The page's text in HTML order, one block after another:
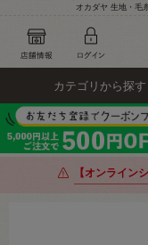
オカダヤ 生地・毛
カテゴリから探す
【オンライン